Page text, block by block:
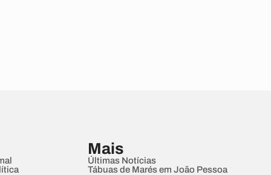
Mais
Últimas Notícias
Tábuas de Marés em João Pessoa